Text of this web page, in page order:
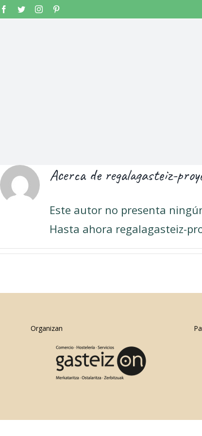
Saltar
Facebook
TwitterInstagram
Acerca de regalagasteiz-
Este autor no presenta
Hasta ahora regalagasteiz-
Organizan